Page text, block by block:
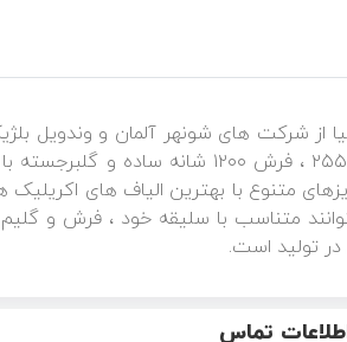
از شرکت های شونهر آلمان و وندویل
متنوع با بهترین الیاف های
متناسب با سلیقه خود ، فرش و
در تولید است.
تماس